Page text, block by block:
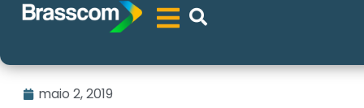
maio 2, 2019